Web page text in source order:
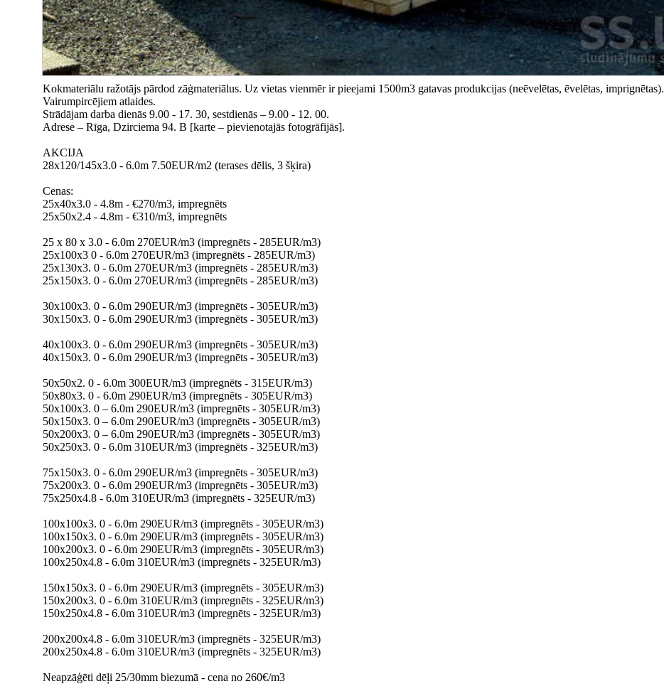
Kokmateriālu ražotājs pārdod zāģmateriālus. Uz vietas vienmēr ir pieejami 1500m3 gatavas produkcijas (neēvelētas, ēvelētas, imprignētas).
Vairumpircējiem atlaides.
Strādājam darba dienās 9.00 - 17. 30, sestdienās – 9.00 - 12. 00.
Adrese – Rīga, Dzirciema 94. B [karte – pievienotajās fotogrāfijās].
AKCIJA
28x120/145x3.0 - 6.0m 7.50EUR/m2 (terases dēlis, 3 šķira)
Cenas:
25x40x3.0 - 4.8m - €270/m3, impregnēts
25x50x2.4 - 4.8m - €310/m3, impregnēts
25 x 80 x 3.0 - 6.0m 270EUR/m3 (impregnēts - 285EUR/m3)
25x100x3 0 - 6.0m 270EUR/m3 (impregnēts - 285EUR/m3)
25x130x3. 0 - 6.0m 270EUR/m3 (impregnēts - 285EUR/m3)
25x150x3. 0 - 6.0m 270EUR/m3 (impregnēts - 285EUR/m3)
30x100x3. 0 - 6.0m 290EUR/m3 (impregnēts - 305EUR/m3)
30x150x3. 0 - 6.0m 290EUR/m3 (impregnēts - 305EUR/m3)
40x100x3. 0 - 6.0m 290EUR/m3 (impregnēts - 305EUR/m3)
40x150x3. 0 - 6.0m 290EUR/m3 (impregnēts - 305EUR/m3)
50x50x2. 0 - 6.0m 300EUR/m3 (impregnēts - 315EUR/m3)
50x80x3. 0 - 6.0m 290EUR/m3 (impregnēts - 305EUR/m3)
50x100x3. 0 – 6.0m 290EUR/m3 (impregnēts - 305EUR/m3)
50x150x3. 0 – 6.0m 290EUR/m3 (impregnēts - 305EUR/m3)
50x200x3. 0 – 6.0m 290EUR/m3 (impregnēts - 305EUR/m3)
50x250x3. 0 - 6.0m 310EUR/m3 (impregnēts - 325EUR/m3)
75x150x3. 0 - 6.0m 290EUR/m3 (impregnēts - 305EUR/m3)
75x200x3. 0 - 6.0m 290EUR/m3 (impregnēts - 305EUR/m3)
75x250x4.8 - 6.0m 310EUR/m3 (impregnēts - 325EUR/m3)
100x100x3. 0 - 6.0m 290EUR/m3 (impregnēts - 305EUR/m3)
100x150x3. 0 - 6.0m 290EUR/m3 (impregnēts - 305EUR/m3)
100x200x3. 0 - 6.0m 290EUR/m3 (impregnēts - 305EUR/m3)
100x250x4.8 - 6.0m 310EUR/m3 (impregnēts - 325EUR/m3)
150x150x3. 0 - 6.0m 290EUR/m3 (impregnēts - 305EUR/m3)
150x200x3. 0 - 6.0m 310EUR/m3 (impregnēts - 325EUR/m3)
150x250x4.8 - 6.0m 310EUR/m3 (impregnēts - 325EUR/m3)
200x200x4.8 - 6.0m 310EUR/m3 (impregnēts - 325EUR/m3)
200x250x4.8 - 6.0m 310EUR/m3 (impregnēts - 325EUR/m3)
Neapzāģēti dēļi 25/30mm biezumā - cena no 260€/m3